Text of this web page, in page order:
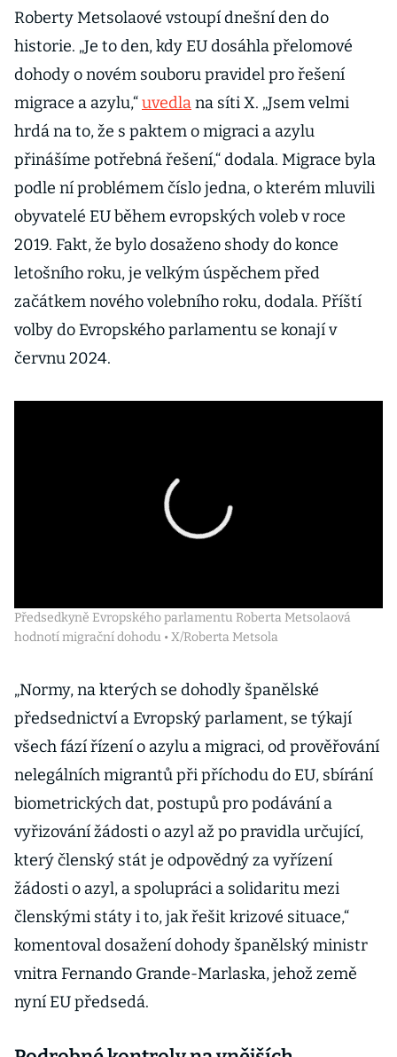
Roberty Metsolaové vstoupí dnešní den do
historie. „Je to den, kdy EU dosáhla přelomové
dohody o novém souboru pravidel pro řešení
migrace a azylu,“uvedlana síti X. „Jsem velmi
hrdá na to, že s paktem o migraci a azylu
přinášíme potřebná řešení,“ dodala. Migrace byla
podle ní problémem číslo jedna, o kterém mluvili
obyvatelé EU během evropských voleb v roce
2019. Fakt, že bylo dosaženo shody do konce
letošního roku, je velkým úspěchem před
začátkem nového volebního roku, dodala. Příští
volby do Evropského parlamentu se konají v
červnu 2024.
Předsedkyně Evropského parlamentu Roberta Metsolaová
hodnotí migrační dohodu • X/Roberta Metsola
„Normy, na kterých se dohodly španělské
předsednictví a Evropský parlament, se týkají
všech fází řízení o azylu a migraci, od prověřování
nelegálních migrantů při příchodu do EU, sbírání
biometrických dat, postupů pro podávání a
vyřizování žádosti o azyl až po pravidla určující,
který členský stát je odpovědný za vyřízení
žádosti o azyl, a spolupráci a solidaritu mezi
členskými státy i to, jak řešit krizové situace,“
komentoval dosažení dohody španělský ministr
vnitra Fernando Grande-Marlaska, jehož země
nyní EU předsedá.